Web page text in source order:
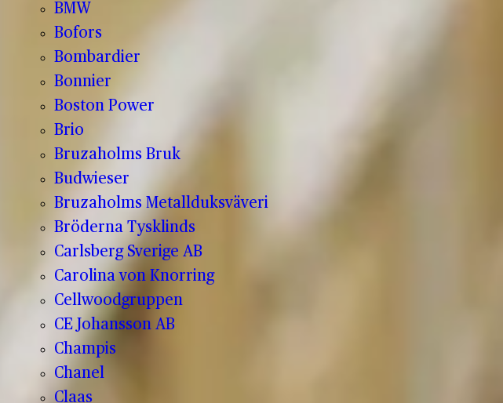
BMW
Bofors
Bombardier
Bonnier
Boston Power
Brio
Bruzaholms Bruk
Budwieser
Bruzaholms Metallduksväveri
Bröderna Tysklinds
Carlsberg Sverige AB
Carolina von Knorring
Cellwoodgruppen
CE Johansson AB
Champis
Chanel
Claas